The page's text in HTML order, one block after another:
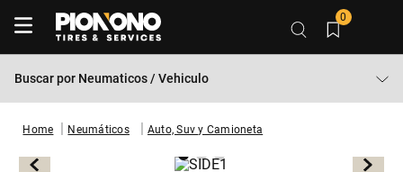
0
Buscar por Neumaticos / Vehiculo
Neumáticos Auto, Suv y Camioneta